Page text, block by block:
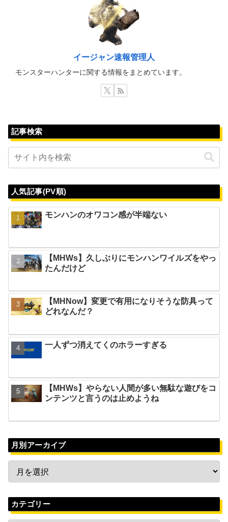
イージャン速報管理人
モンスターハンターに関する情報をまとめています。
記事検索
人気記事(PV順)
モンハンのオワコン感が半端ない
【MHWs】久しぶりにモンハンワイルズをやっ
たんだけど
【MHNow】変更で有用になりそうな防具って
どれなんだ？
一人ずつ消えてくのホラーすぎる
【MHWs】やらない人間が多い無駄な遊びをコ
ンテンツと言うのは止めようね
月別アーカイブ
カテゴリー